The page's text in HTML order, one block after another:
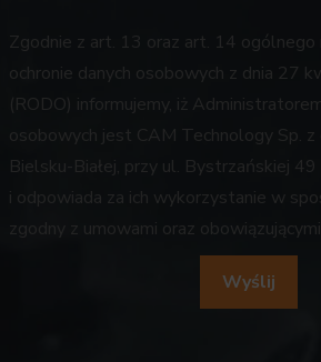
Zgodnie z art. 13 oraz art. 14 ogólnego
ochronie danych osobowych z dnia 27
(RODO) informujemy, iż
osobowych jest CAM Technology Sp. z
Bielsku-Białej, przy ul. Bystrzańskiej
i odpowiada za ich wykorzystanie w
zgodny z umowami oraz